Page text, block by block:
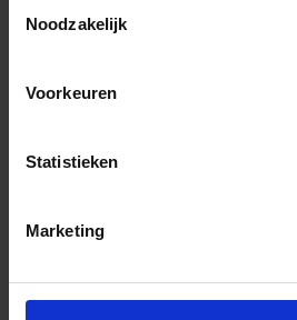
Noodzakelijk
Voorkeuren
Statistieken
Marketing